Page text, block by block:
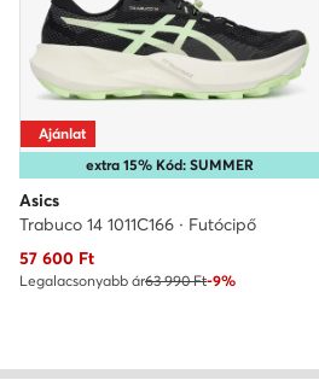
extra 15% Kód: SUMMER
Ajánlat
Asics
Trabuco 14 1011C166 · Futócipő
Aktuális ár
57 600 Ft
Legalacsonyabb ár63 990 Ft-9%